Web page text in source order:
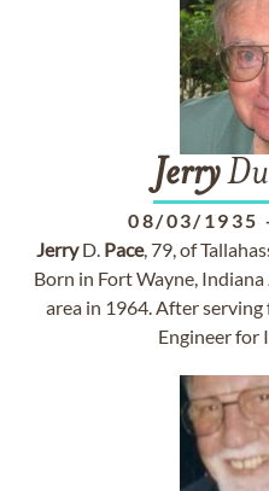
Jerry
08/03/1935
JerryD. Pace, 79, of
Born in Fort Wayne, Indiana
area in 1964. After serving
Engineer for